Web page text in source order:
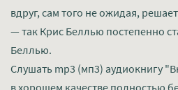
вдруг, сам того не ожидая,
— так Крис Беллью постепенно
Беллью.
Слушать mp3 (мп3) аудиокнигу
в хорошем качестве полностью